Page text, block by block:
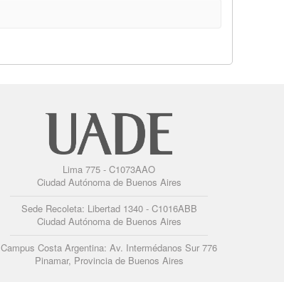
Lima 775 - C1073AAO
Ciudad Autónoma de Buenos Aires
Sede Recoleta: Libertad 1340 - C1016ABB
Ciudad Autónoma de Buenos Aires
Campus Costa Argentina: Av. Intermédanos Sur 776
Pinamar, Provincia de Buenos Aires